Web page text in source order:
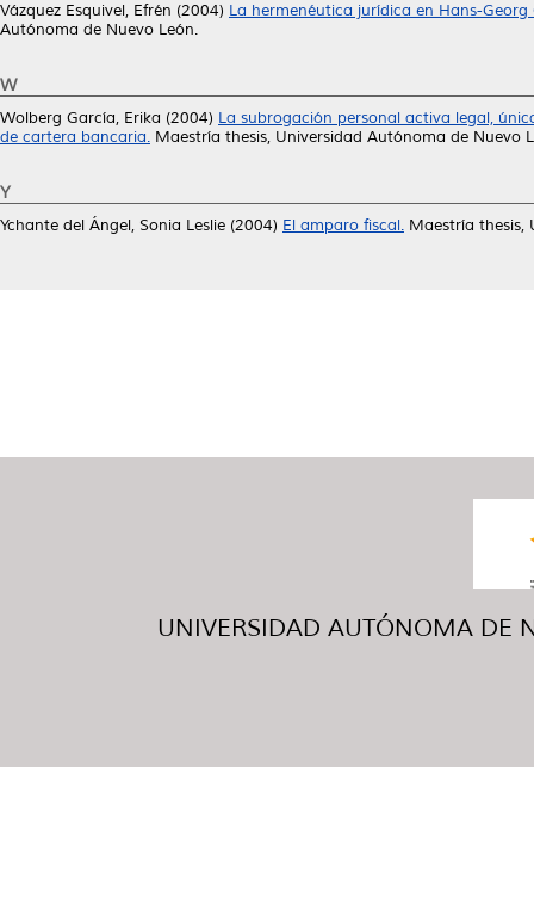
Vázquez Esquivel, Efrén (2004) La hermenéutica jurídica en Hans-
Autónoma de Nuevo León.
W
Wolberg García, Erika (2004) La subrogación personal activa legal,
de cartera bancaria. Maestría thesis, Universidad Autónoma de Nuevo
Y
Ychante del Ángel, Sonia Leslie (2004) El amparo fiscal. Maestría thesis,
UNIVERSIDAD AUTÓNOMA DE